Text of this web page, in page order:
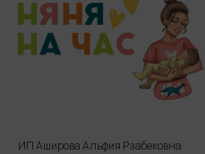
ИП Аширова Альфия Рзабековна